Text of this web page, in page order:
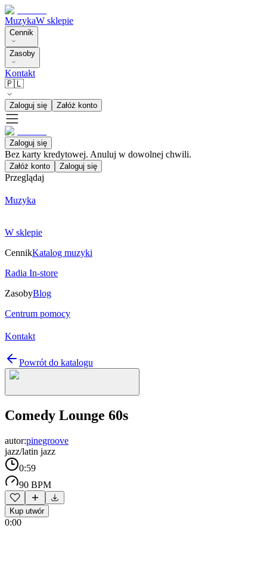
MuzykaW sklepie
Cennik
Zasoby
Kontakt
🇵🇱
Zaloguj się Załóż konto
Zaloguj się
Bez karty kredytowej. Anuluj w dowolnej chwili.
Załóż konto Zaloguj się
Przeglądaj
Muzyka
W sklepie
CennikKatalog muzyki
Radia In-store
ZasobyBlog
Centrum pomocy
Kontakt
Powrót do katalogu
Comedy Lounge 60s
autor:pinegroove
jazz/latin jazz
0:59
90 BPM
Kup utwór
0:00